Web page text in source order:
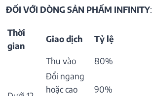
ĐỐI VỚI DÒNG SẢN PHẨM INFINITY:
Thời
gian
Giao dịch Tỷ lệ
Thu vào
80%
Đổi ngang
hoặc cao
90%